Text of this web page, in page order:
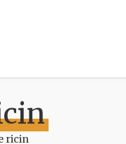
ricin